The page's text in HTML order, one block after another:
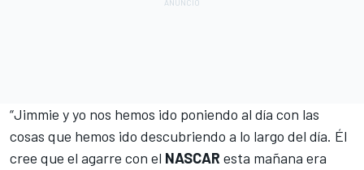
“Jimmie y yo nos hemos ido poniendo al día con las
cosas que hemos ido descubriendo a lo largo del día. Él
cree que el agarre con el NASCAR esta mañana era